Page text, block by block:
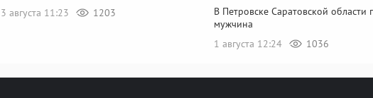
3 августа 11:23
1203
В Петровске Саратовской области
мужчина
1 августа 12:24
1036